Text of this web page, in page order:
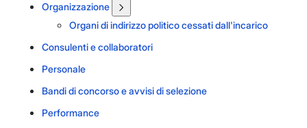
Organizzazione
Organi di indirizzo politico cessati dall'incarico
Consulenti e collaboratori
Personale
Bandi di concorso e avvisi di selezione
Performance